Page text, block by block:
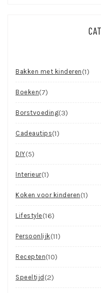
Bakken met kinderen(1)
Boeken(7)
Borstvoeding(3)
Cadeautips(1)
DIY(5)
Interieur(1)
Koken voor kinderen(1)
Lifestyle(16)
Persoonlijk(11)
Recepten(10)
Speeltijd (2)